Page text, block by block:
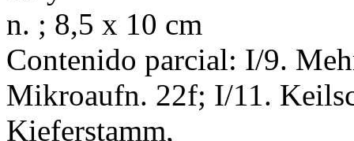
n. ; 8,5 x 10 cm
Contenido parcial: I/9.
Mikroaufn. 22f; I/11.
Kieferstamm,